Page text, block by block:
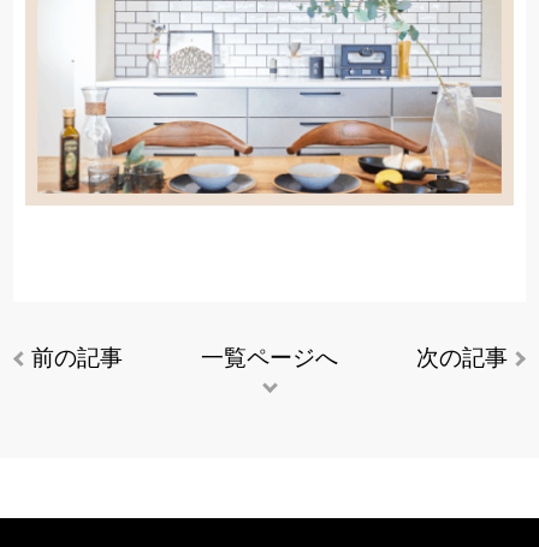
前の記事 一覧ページへ 次の記事